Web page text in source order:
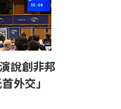
說創非邦
外交」